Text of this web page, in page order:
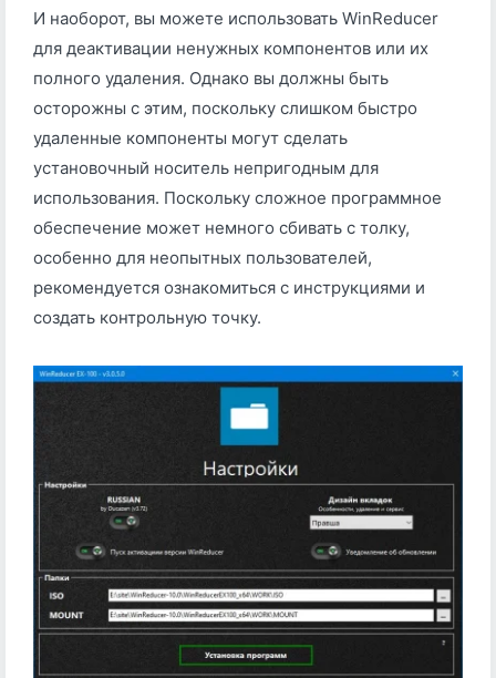
И наоборот, вы можете использовать WinReducer
для деактивации ненужных компонентов или их
полного удаления. Однако вы должны быть
осторожны с этим, поскольку слишком быстро
удаленные компоненты могут сделать
установочный носитель непригодным для
использования. Поскольку сложное программное
обеспечение может немного сбивать с толку,
особенно для неопытных пользователей,
рекомендуется ознакомиться с инструкциями и
создать контрольную точку.